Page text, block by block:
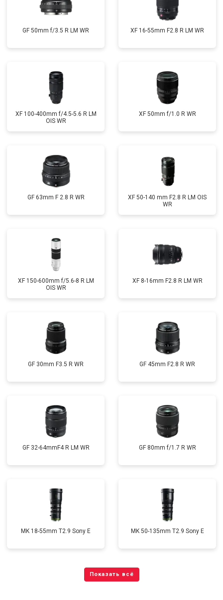
GF 50mm f/3.5 R LM WR XF 16-55mm F2.8 R LM WR
XF 100-400mm f/4.5-5.6 R LM
OIS WR
XF 50mm f/1.0 R WR
GF 63mm F 2.8 R WR
XF 50-140 mm F2.8 R LM OIS
WR
XF 150-600mm f/5.6-8 R LM
OIS WR
XF 8-16mm F2.8 R LM WR
GF 30mm F3.5 R WR GF 45mm F2.8 R WR
GF 32-64mmF4 R LM WR GF 80mm f/1.7 R WR
MK 18-55mm T2.9 Sony E MK 50-135mm T2.9 Sony E